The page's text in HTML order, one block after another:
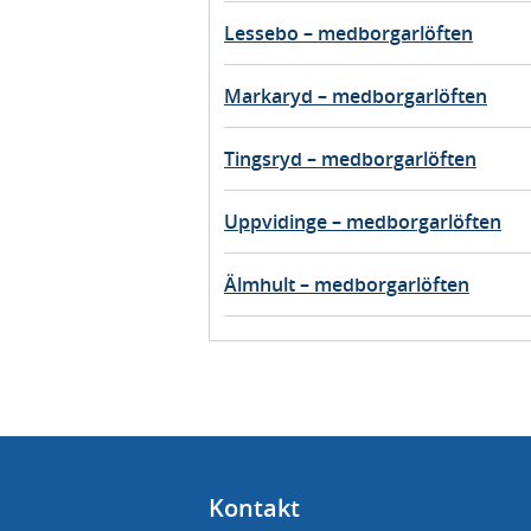
Lessebo – medborgarlöften
Markaryd – medborgarlöften
Tingsryd – medborgarlöften
Uppvidinge – medborgarlöften
Älmhult – medborgarlöften
Kontakt